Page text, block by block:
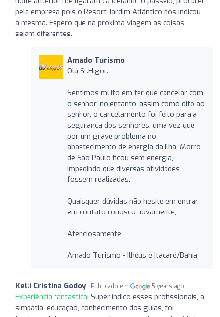
pela empresa pois o Resort Jardim Atlântico nos indicou
a mesma. Espero que na próxima viagem as coisas
sejam diferentes.
Amado Turismo
Olá Sr.Higor.
Sentimos muito em ter que cancelar com
o senhor, no entanto, assim como dito ao
senhor, o cancelamento foi feito para a
segurança dos senhores, uma vez que
por um grave problema no
abastecimento de energia da Ilha, Morro
de São Paulo ficou sem energia,
impedindo que diversas atividades
fossem realizadas.
Quaisquer dúvidas não hesite em entrar
em contato conosco novamente,
Atenciosamente,
Amado Turismo - Ilhéus e Itacaré/Bahia
Kelli Cristina Godoy Publicado em 5 years ago
Experiência fantástica: Super indico esses profissionais, a
simpátia, educação, conhecimento dos guias, foi